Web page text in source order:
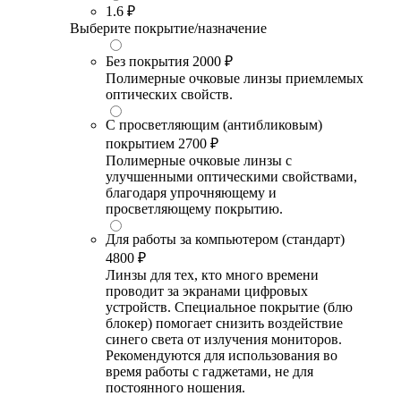
1.6 ₽
Выберите покрытие/назначение
Без покрытия 2000 ₽
Полимерные очковые линзы приемлемых
оптических свойств.
С просветляющим (антибликовым)
покрытием 2700 ₽
Полимерные очковые линзы с
улучшенными оптическими свойствами,
благодаря упрочняющему и
просветляющему покрытию.
Для работы за компьютером (стандарт)
4800 ₽
Линзы для тех, кто много времени
проводит за экранами цифровых
устройств. Специальное покрытие (блю
блокер) помогает снизить воздействие
синего света от излучения мониторов.
Рекомендуются для использования во
время работы с гаджетами, не для
постоянного ношения.